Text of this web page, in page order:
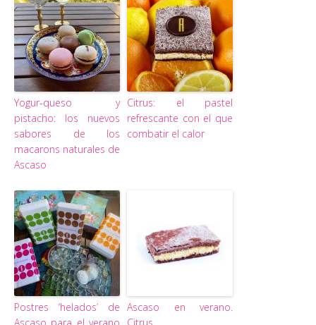
Yogur-queso y
pistacho: los nuevos
sabores de los
macarons naturales de
Ascaso
Citrus: el pastel
refrescante con el que
combatir el calor
Postres ‘helados’ de Ascaso en verano.